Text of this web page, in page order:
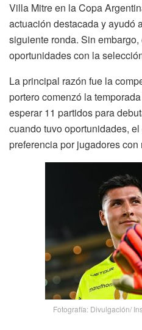
Villa Mitre en la Copa
actuación destacada y ayudó
siguiente ronda. Sin
oportunidades con la
La principal razón fue la
portero comenzó la
esperar 11 partidos para
cuando tuvo oportunidades,
preferencia por jugadores
Fotografía: Divulgación/